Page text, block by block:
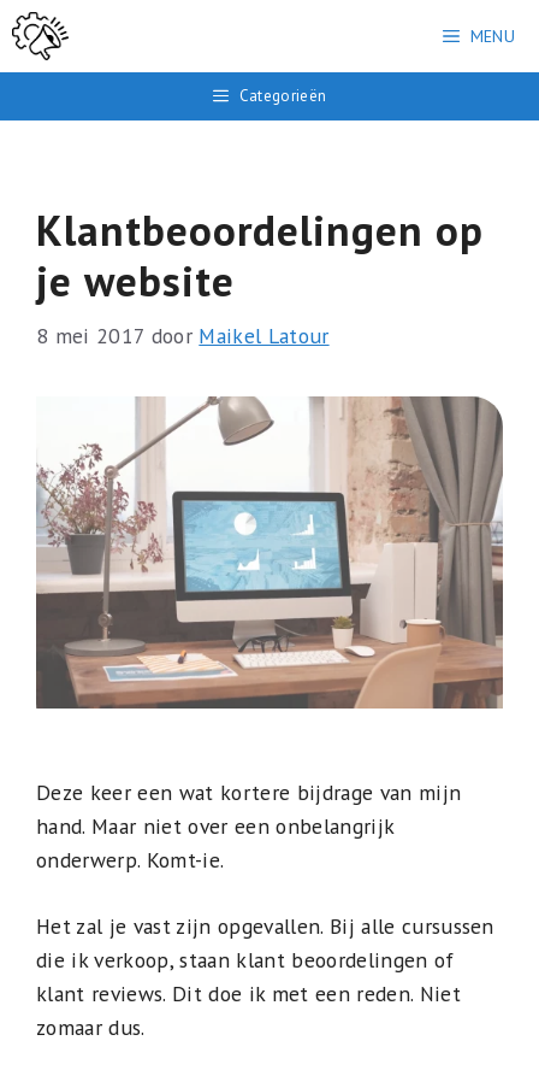
Ga
naar
inhoud
MENU
Categorieën
Klantbeoordelingen op
je website
8 mei 2017 door Maikel Latour
Deze keer een wat kortere bijdrage van mijn
hand. Maar niet over een onbelangrijk
onderwerp. Komt-ie.
Het zal je vast zijn opgevallen. Bij alle cursussen
die ik verkoop, staan klant beoordelingen of
klant reviews. Dit doe ik met een reden. Niet
zomaar dus.